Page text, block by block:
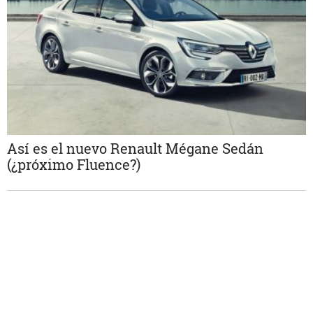
Así es el nuevo Renault Mégane Sedán
(¿próximo Fluence?)